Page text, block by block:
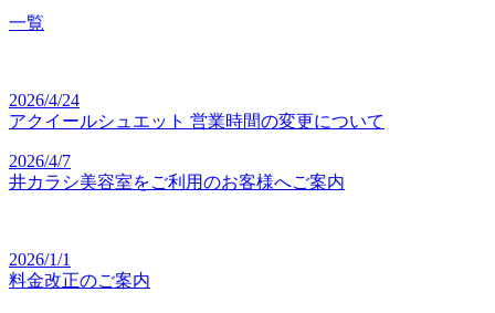
一覧
2026/4/24
アクイールシュエット 営業時間の変更について
2026/4/7
井カラシ美容室をご利用のお客様へご案内
2026/1/1
料金改正のご案内